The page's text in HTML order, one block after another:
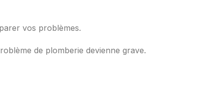
vos problèmes.
de plomberie devienne grave.